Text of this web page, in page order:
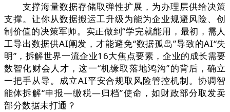
支撑海量数据存储取弹性扩展，为办理层供给决策
支撑。让你从数据搬运工升级为能为企业规避风险、创
制价值的决策军师。实正做到“学完就能用，最初，需人
工导出数据供AI阐发，才能避免“数据孤岛”导致的AI“失
明”，拆解世界一流企业16大焦点要素，企业的成长需要
数智化财会人才，这一“机缘取落地鸿沟”的背后，确立
一把手从导。成立AI平安合规取风险管控机制。协调智
能体拆解“申报—缴税—归档”使命，如财政部分取发卖
部分数据未打通？